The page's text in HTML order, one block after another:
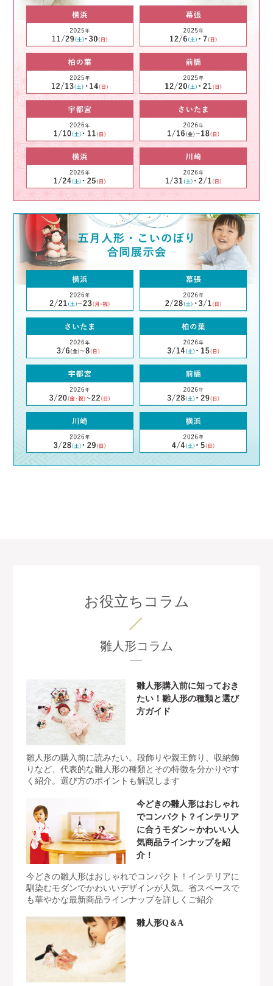
お役立ちコラム
雛人形コラム
雛人形購入前に知っておき
たい！雛人形の種類と選び
方ガイド
雛人形の購入前に読みたい。段飾りや親王飾り、収納飾
りなど、代表的な雛人形の種類とその特徴を分かりやす
く紹介。選び方のポイントも解説します
今どきの雛人形はおしゃれ
でコンパクト？インテリア
に合うモダン～かわいい人
気商品ラインナップを紹
介！
今どきの雛人形はおしゃれでコンパクト！インテリアに
馴染むモダンでかわいいデザインが人気。省スペースで
も華やかな最新商品ラインナップを詳しくご紹介
雛人形Q＆A